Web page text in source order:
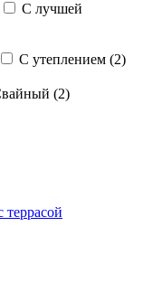
С лучшей
С утеплением (2)
(2)